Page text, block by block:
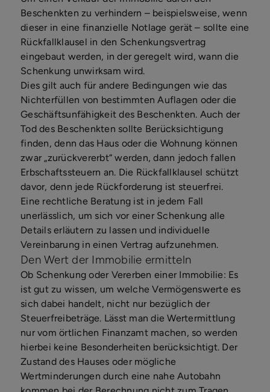
Beschenkten zu verhindern – beispielsweise, wenn
dieser in eine finanzielle Notlage gerät – sollte eine
Rückfallklausel in den Schenkungsvertrag
eingebaut werden, in der geregelt wird, wann die
Schenkung unwirksam wird.
Dies gilt auch für andere Bedingungen wie das
Nichterfüllen von bestimmten Auflagen oder die
Geschäftsunfähigkeit des Beschenkten. Auch der
Tod des Beschenkten sollte Berücksichtigung
finden, denn das Haus oder die Wohnung können
zwar „zurückvererbt“ werden, dann jedoch fallen
Erbschaftssteuern an. Die Rückfallklausel schützt
davor, denn jede Rückforderung ist steuerfrei.
Eine rechtliche Beratung ist in jedem Fall
unerlässlich, um sich vor einer Schenkung alle
Details erläutern zu lassen und individuelle
Vereinbarung in einen Vertrag aufzunehmen.
Den Wert der Immobilie ermitteln
Ob Schenkung oder Vererben einer Immobilie: Es
ist gut zu wissen, um welche Vermögenswerte es
sich dabei handelt, nicht nur bezüglich der
Steuerfreibeträge. Lässt man die Wertermittlung
nur vom örtlichen Finanzamt machen, so werden
hierbei keine Besonderheiten berücksichtigt. Der
Zustand des Hauses oder mögliche
Wertminderungen durch eine nahe Autobahn